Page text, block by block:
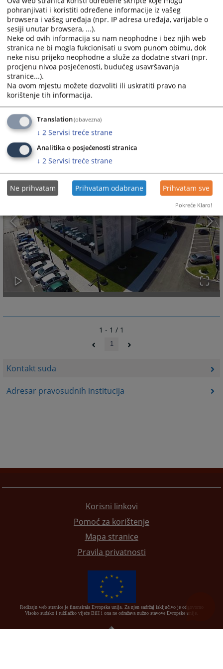
Kontakt suda
Adresar pravosudnih institucija
NAPOMENA:
Komunikacija sa Okružnim privrednim sudom u
Istočnom Sarajevu, ostvarena elektronskom poštom
(E-Mail), nema obavezujući karakter i ne smatra se
komunikacijom sa sudom u smislu bilo kog procesnog
propisa (pokretanje postupka, dostavljanje podneska,
davanje izjava, izjavljivanje pravnih lijekova i slično).
10963
1 - 1 / 1
1
Korisni linkovi
Pomoć za korištenje
Mapa stranice
Pravila privatnosti
Redizajn web stranice je finansirala Evropska unija. Za njen sadržaj isključivo je odgovorno
Visoko sudsko i tužilačko vijeće BiH i ona ne odražava nužno stavove Evropske unije.
pohranjivati i koristiti određene informacije iz vašeg
browsera i vašeg uređaja (npr. IP adresa uređaja, varijable o
sesiji unutar browsera, ...).
Neke od ovih informacija su nam neophodne i bez njih web
stranica ne bi mogla fukcionisati u svom punom obimu, dok
neke nisu prijeko neophodne a služe za dodatne stvari (npr.
procjenu nivoa posjećenosti, budućeg usavršavanja
stranice...).
Na ovom mjestu možete dozvoliti ili uskratiti pravo na
korištenje tih informacija.
Translation(obavezna)
↓ 2 Servisi treće strane
Analitika o posjećenosti stranica
↓ 2 Servisi treće strane
Ne prihvatam Prihvatam odabrane Prihvatam sve
Pokreće Klaro!